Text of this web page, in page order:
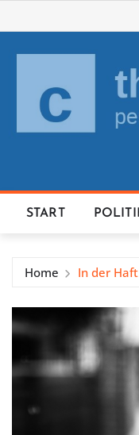
to
content
START
Home In der